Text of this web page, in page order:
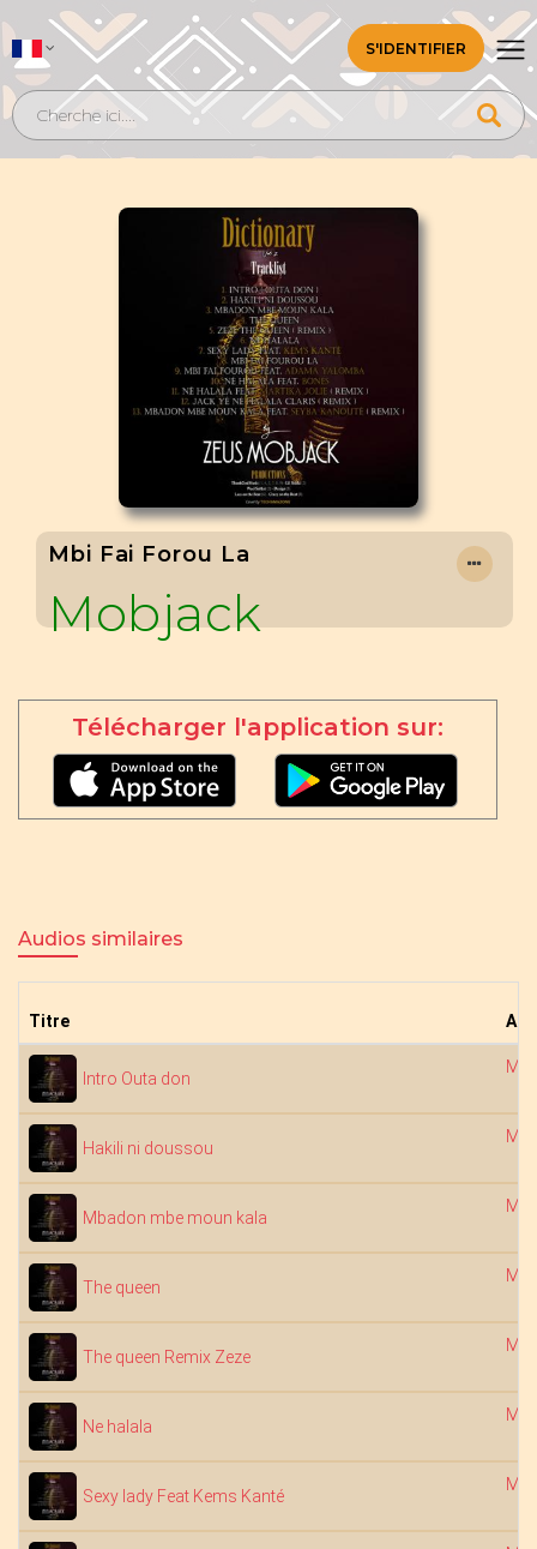
S'IDENTIFIER
Mbi Fai Forou La
Mobjack
Télécharger l'application sur:
Audios similaires
Titre
Intro Outa don
Hakili ni doussou
Mbadon mbe moun kala
The queen
The queen Remix Zeze
Ne halala
Sexy lady Feat Kems Kanté